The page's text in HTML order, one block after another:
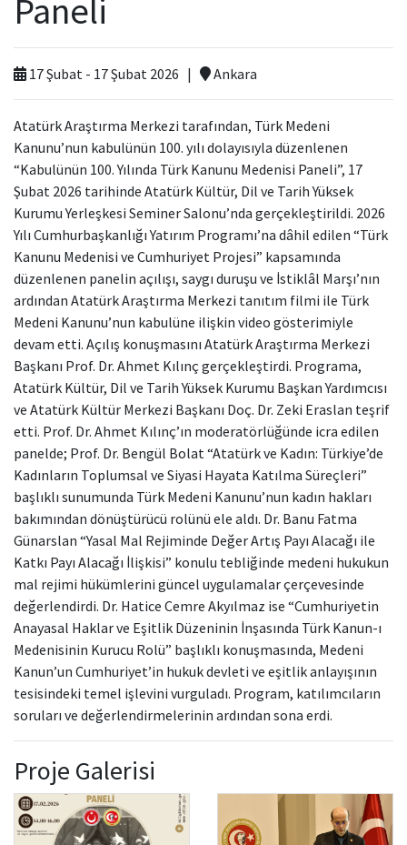
Paneli
17 Şubat - 17 Şubat 2026 | Ankara
Atatürk Araştırma Merkezi tarafından, Türk Medeni
Kanunu’nun kabulünün 100. yılı dolayısıyla düzenlenen
“Kabulünün 100. Yılında Türk Kanunu Medenisi Paneli”, 17
Şubat 2026 tarihinde Atatürk Kültür, Dil ve Tarih Yüksek
Kurumu Yerleşkesi Seminer Salonu’nda gerçekleştirildi. 2026
Yılı Cumhurbaşkanlığı Yatırım Programı’na dâhil edilen “Türk
Kanunu Medenisi ve Cumhuriyet Projesi” kapsamında
düzenlenen panelin açılışı, saygı duruşu ve İstiklâl Marşı’nın
ardından Atatürk Araştırma Merkezi tanıtım filmi ile Türk
Medeni Kanunu’nun kabulüne ilişkin video gösterimiyle
devam etti. Açılış konuşmasını Atatürk Araştırma Merkezi
Başkanı Prof. Dr. Ahmet Kılınç gerçekleştirdi. Programa,
Atatürk Kültür, Dil ve Tarih Yüksek Kurumu Başkan Yardımcısı
ve Atatürk Kültür Merkezi Başkanı Doç. Dr. Zeki Eraslan teşrif
etti. Prof. Dr. Ahmet Kılınç’ın moderatörlüğünde icra edilen
panelde; Prof. Dr. Bengül Bolat “Atatürk ve Kadın: Türkiye’de
Kadınların Toplumsal ve Siyasi Hayata Katılma Süreçleri”
başlıklı sunumunda Türk Medeni Kanunu’nun kadın hakları
bakımından dönüştürücü rolünü ele aldı. Dr. Banu Fatma
Günarslan “Yasal Mal Rejiminde Değer Artış Payı Alacağı ile
Katkı Payı Alacağı İlişkisi” konulu tebliğinde medeni hukukun
mal rejimi hükümlerini güncel uygulamalar çerçevesinde
değerlendirdi. Dr. Hatice Cemre Akyılmaz ise “Cumhuriyetin
Anayasal Haklar ve Eşitlik Düzeninin İnşasında Türk Kanun-ı
Medenisinin Kurucu Rolü” başlıklı konuşmasında, Medeni
Kanun’un Cumhuriyet’in hukuk devleti ve eşitlik anlayışının
tesisindeki temel işlevini vurguladı. Program, katılımcıların
soruları ve değerlendirmelerinin ardından sona erdi.
Proje Galerisi
Hizmet Envanteri
Uluslararası Yayıncılık
Ödüller
Başvurular
Projeler